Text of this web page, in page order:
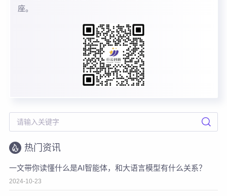
座。
热门资讯
一文带你读懂什么是AI智能体，和大语言模型有什么关系？
2024-10-23